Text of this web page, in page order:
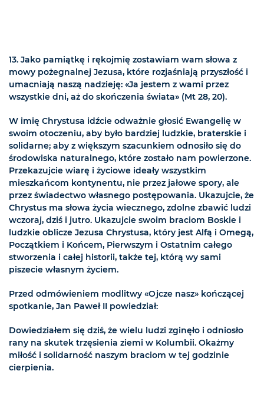
13. Jako pamiątkę i rękojmię zostawiam wam słowa z
mowy pożegnalnej Jezusa, które rozjaśniają przyszłość i
umacniają naszą nadzieję: «Ja jestem z wami przez
wszystkie dni, aż do skończenia świata» (Mt 28, 20).
W imię Chrystusa idźcie odważnie głosić Ewangelię w
swoim otoczeniu, aby było bardziej ludzkie, braterskie i
solidarne; aby z większym szacunkiem odnosiło się do
środowiska naturalnego, które zostało nam powierzone.
Przekazujcie wiarę i życiowe ideały wszystkim
mieszkańcom kontynentu, nie przez jałowe spory, ale
przez świadectwo własnego postępowania. Ukazujcie, że
Chrystus ma słowa życia wiecznego, zdolne zbawić ludzi
wczoraj, dziś i jutro. Ukazujcie swoim braciom Boskie i
ludzkie oblicze Jezusa Chrystusa, który jest Alfą i Omegą,
Początkiem i Końcem, Pierwszym i Ostatnim całego
stworzenia i całej historii, także tej, którą wy sami
piszecie własnym życiem.
Przed odmówieniem modlitwy «Ojcze nasz» kończącej
spotkanie, Jan Paweł II powiedział:
Dowiedziałem się dziś, że wielu ludzi zginęło i odniosło
rany na skutek trzęsienia ziemi w Kolumbii. Okażmy
miłość i solidarność naszym braciom w tej godzinie
cierpienia.